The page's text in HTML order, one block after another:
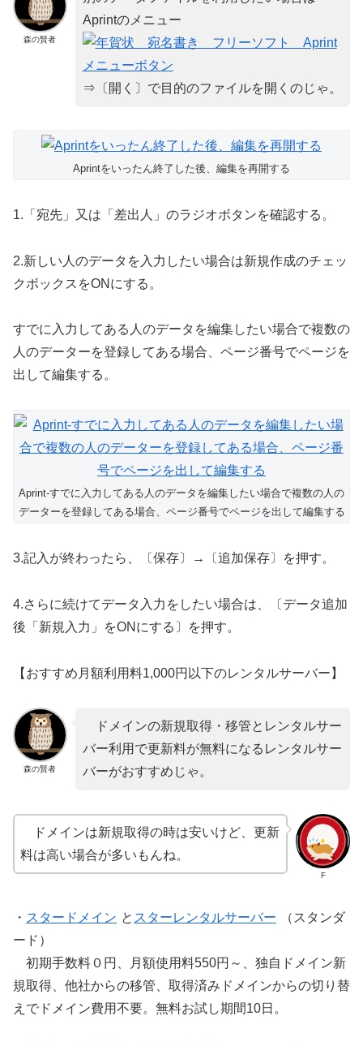
森の賢者
Aprintのメニュー
⇒〔開く〕で目的のファイルを開くのじゃ。
Aprintをいったん終了した後、編集を再開する
1.「宛先」又は「差出人」のラジオボタンを確認する。
2.新しい人のデータを入力したい場合は新規作成のチェッ
クボックスをONにする。
すでに入力してある人のデータを編集したい場合で複数の
人のデーターを登録してある場合、ページ番号でページを
出して編集する。
Aprint-すでに入力してある人のデータを編集したい場合で複数の人の
データーを登録してある場合、ページ番号でページを出して編集する
3.記入が終わったら、〔保存〕→〔追加保存〕を押す。
4.さらに続けてデータ入力をしたい場合は、〔データ追加
後「新規入力」をONにする〕を押す。
【おすすめ月額利用料1,000円以下のレンタルサーバー】
森の賢者
ドメインの新規取得・移管とレンタルサー
バー利用で更新料が無料になるレンタルサー
バーがおすすめじゃ。
F
ドメインは新規取得の時は安いけど、更新
料は高い場合が多いもんね。
・ スタードメイン と スターレンタルサーバー
（スタンダ
ード）
初期手数料０円、月額使用料550円～、独自ドメイン新
規取得、他社からの移管、取得済みドメインからの切り替
えでドメイン費用不要。無料お試し期間10日。